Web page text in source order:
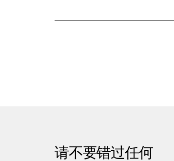
请不要错过任何